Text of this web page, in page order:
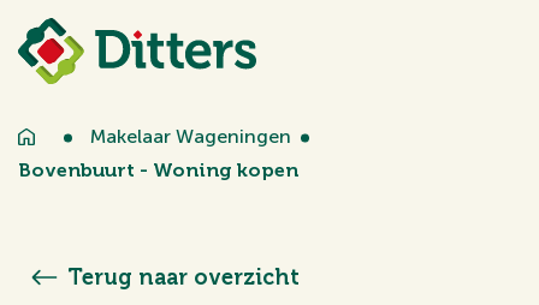
Makelaar Wageningen
Bovenbuurt - Woning kopen
Terug naar overzicht